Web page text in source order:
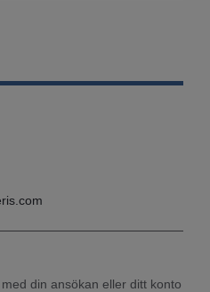
din ansökan eller ditt konto